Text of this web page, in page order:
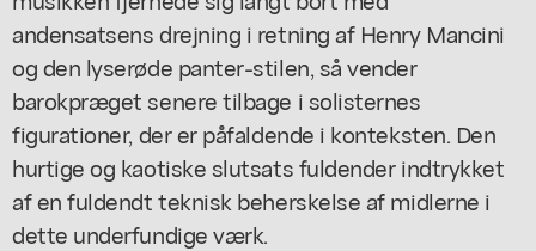
andensatsens drejning i retning af Henry Mancini
og den lyserøde panter-stilen, så vender
barokpræget senere tilbage i solisternes
figurationer, der er påfaldende i konteksten. Den
hurtige og kaotiske slutsats fuldender indtrykket
af en fuldendt teknisk beherskelse af midlerne i
dette underfundige værk.